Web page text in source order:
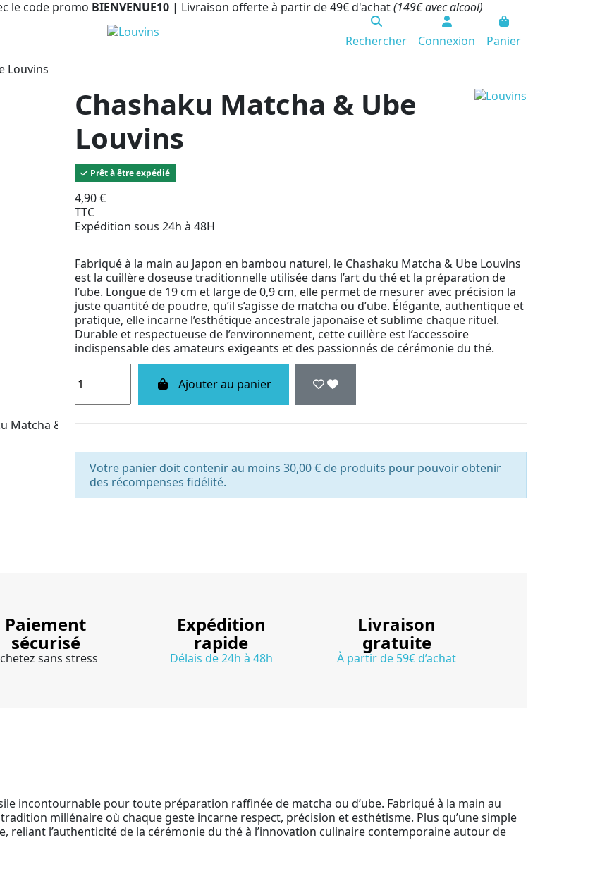
le code promo BIENVENUE10 | Livraison offerte à partir de 49€ d'achat(149€ avec alcool)
Rechercher Connexion
Panier
Louvins
Chashaku Matcha & Ube
Louvins
Prêt à être expédié
4,90 €
TTC
Expédition sous 24h à 48H
Fabriqué à la main au Japon en bambou naturel, le Chashaku Matcha & Ube Louvins
est la cuillère doseuse traditionnelle utilisée dans l’art du thé et la préparation de
l’ube. Longue de 19 cm et large de 0,9 cm, elle permet de mesurer avec précision la
juste quantité de poudre, qu’il s’agisse de matcha ou d’ube. Élégante, authentique et
pratique, elle incarne l’esthétique ancestrale japonaise et sublime chaque rituel.
Durable et respectueuse de l’environnement, cette cuillère est l’accessoire
indispensable des amateurs exigeants et des passionnés de cérémonie du thé.
Ajouter au panier
Votre panier doit contenir au moins 30,00 € de produits pour pouvoir obtenir
des récompenses fidélité.
Paiement
sécurisé
sans stress
Expédition
rapide
Délais de 24h à 48h
Livraison
gratuite
À partir de 59€ d’achat
incontournable pour toute préparation raffinée de matcha ou d’ube. Fabriqué à la main au
millénaire où chaque geste incarne respect, précision et esthétisme. Plus qu’une simple
reliant l’authenticité de la cérémonie du thé à l’innovation culinaire contemporaine autour de